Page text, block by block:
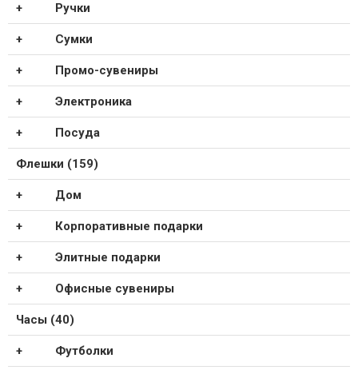
Ручки
Сумки
Промо-сувениры
Электроника
Посуда
Флешки (159)
Дом
Корпоративные подарки
Элитные подарки
Офисные сувениры
Часы (40)
Футболки